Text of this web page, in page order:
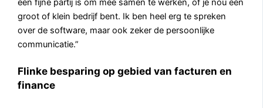
een fijne partij is om mee samen te werken, of je nou een
groot of klein bedrijf bent. Ik ben heel erg te spreken
over de software, maar ook zeker de persoonlijke
communicatie.”
Flinke besparing op gebied van facturen en
finance